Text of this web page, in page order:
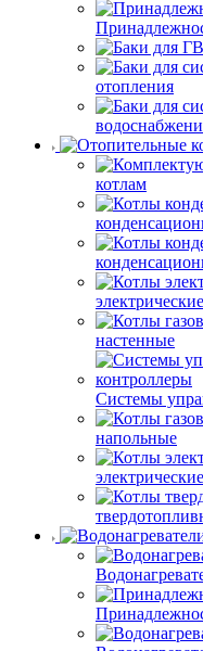
отопления
котлам
настенные
Системы
напольные